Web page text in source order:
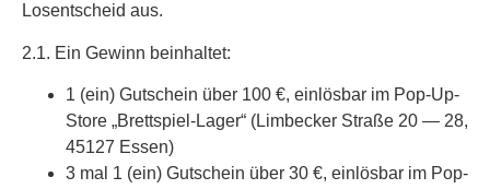
Losentscheid aus.
2.1. Ein Gewinn beinhaltet:
1 (ein) Gutschein über 100 €, einlösbar im Pop-Up-
Store „Brettspiel-Lager“ (Limbecker Straße 20 — 28,
45127 Essen)
3 mal 1 (ein) Gutschein über 30 €, einlösbar im Pop-